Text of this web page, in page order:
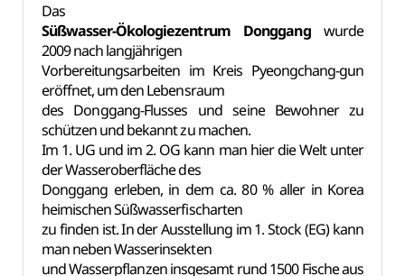
Das
Süßwasser-Ökologiezentrum Donggangwurde
2009 nach langjährigen
Vorbereitungsarbeiten im Kreis Pyeongchang-gun
eröffnet, um den Lebensraum
des Donggang-Flusses und seine Bewohner zu
schützen und bekannt zu machen.
Im 1. UG und im 2. OG kann man hier die Welt unter
der Wasseroberfläche des
Donggang erleben, in dem ca. 80 % aller in Korea
heimischen Süßwasserfischarten
zu finden ist. In der Ausstellung im 1. Stock (EG) kann
man neben Wasserinsekten
und Wasserpflanzen insgesamt rund 1500 Fische aus